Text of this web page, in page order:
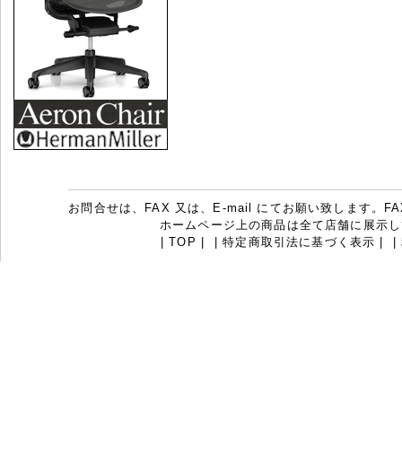
お問合せは、FAX 又は、E-mail にてお願い致します。
ホームページ上の商品は全て店舗に展示
|TOP |特定商取引法に基づく表示 |